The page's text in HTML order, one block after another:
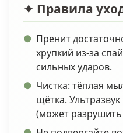
✦ Правила
Пренит
хрупкий из-за
сильных ударов.
Чистка: тёплая
щётка.
(может разрушить